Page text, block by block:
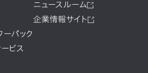
ーパック
ビス
ニュースルーム
企業情報サイト